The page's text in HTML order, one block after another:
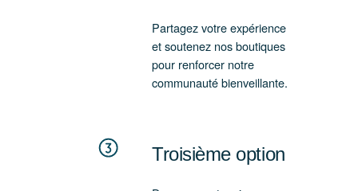
Partagez votre expérience
et soutenez nos boutiques
pour renforcer notre
communauté bienveillante.
Troisième option